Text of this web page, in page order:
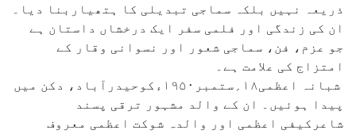
ذریعہ نہیں بلکہ سماجی تبدیلی کا ہتھیاربنا دیا۔
ان کی زندگی اور فلمی سفر ایک درخشاں داستان ہے
جو عزم، فن، سماجی شعور اور نسوانی وقار کے
امتزاج کی علامت ہے۔
شبانہ اعظمی۱۸؍ستمبر۱۹۵۰ءکوحیدرآباد، دکن میں
پیدا ہوئیں۔ ان کے والد مشہور ترقی پسند
شاعرکیفی اعظمی اور والدہ شوکت اعظمی معروف